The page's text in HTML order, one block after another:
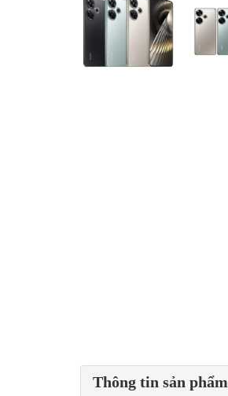
Thông tin sản phẩm